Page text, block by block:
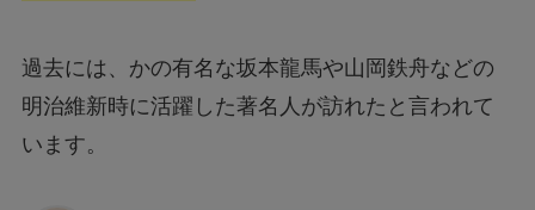
過去には、かの有名な坂本龍馬や山岡鉄舟などの
明治維新時に活躍した著名人が訪れたと言われて
います。